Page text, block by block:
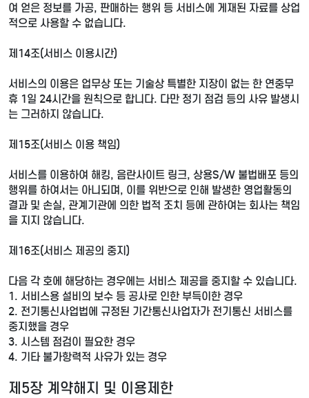
여 얻은 정보를 가공, 판매하는 행위 등 서비스에 게재된 자료를 상업
적으로 사용할 수 없습니다.
제14조(서비스 이용시간)
서비스의 이용은 업무상 또는 기술상 특별한 지장이 없는 한 연중무
휴 1일 24시간을 원칙으로 합니다. 다만 정기 점검 등의 사유 발생시
는 그러하지 않습니다.
제15조(서비스 이용 책임)
서비스를 이용하여 해킹, 음란사이트 링크, 상용S/W 불법배포 등의
행위를 하여서는 아니되며, 이를 위반으로 인해 발생한 영업활동의
결과 및 손실, 관계기관에 의한 법적 조치 등에 관하여는 회사는 책임
을 지지 않습니다.
제16조(서비스 제공의 중지)
다음 각 호에 해당하는 경우에는 서비스 제공을 중지할 수 있습니다.
1. 서비스용 설비의 보수 등 공사로 인한 부득이한 경우
2. 전기통신사업법에 규정된 기간통신사업자가 전기통신 서비스를
중지했을 경우
3. 시스템 점검이 필요한 경우
4. 기타 불가항력적 사유가 있는 경우
제5장 계약해지 및 이용제한